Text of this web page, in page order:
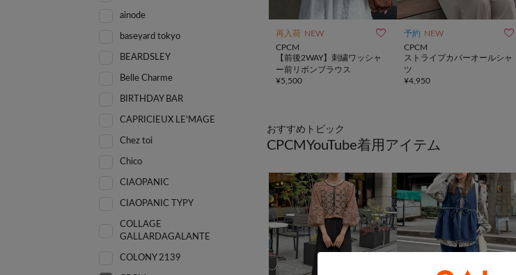
再入荷 NEW 
CPCM
【前後2WAY】刺繍ワッシャ
ー前リボンブラウス
¥5,500
予約 NEW 
CPCM
ストライプカバーオールシャ
ツ
¥4,950
おすすめトピック
CPCMYouTube着用アイテム
ainode
baseyard tokyo
BEARDSLEY
Belle Charme
BIRTHDAY BAR
CAPRICIEUX LE'MAGE
Chez toi
Chico
CIAOPANIC
CIAOPANIC TYPY
COLLAGE
GALLARDAGALANTE
COLONY 2139